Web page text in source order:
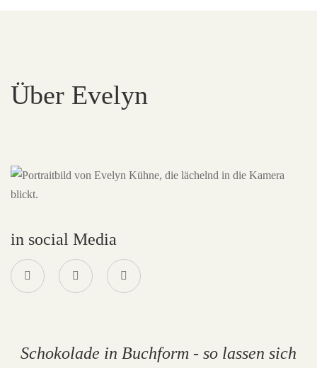
Über Evelyn
in social Media
Schokolade in Buchform - so lassen sich